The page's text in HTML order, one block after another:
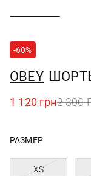
-60%
OBEY
1 120 грн2 800
РАЗМЕР
XS